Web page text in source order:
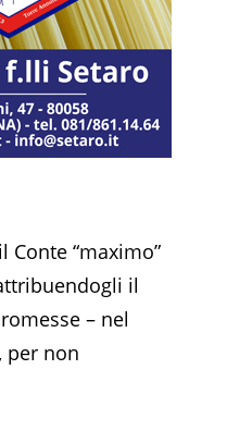
Conte “maximo”
il
– nel
per non